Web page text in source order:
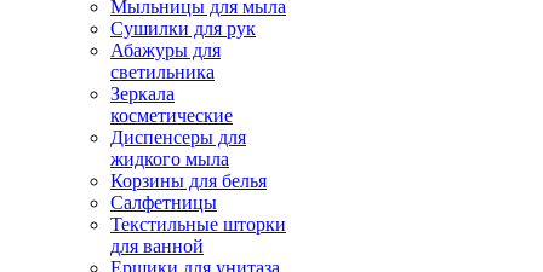
Мыльницы для мыла
Сушилки для рук
Абажуры для
светильника
Зеркала
косметические
Диспенсеры для
жидкого мыла
Корзины для белья
Салфетницы
Текстильные шторки
для ванной
Ершики для унитаза